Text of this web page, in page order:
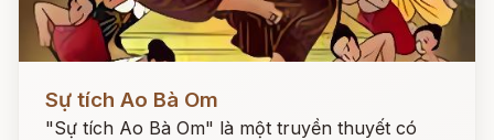
Sự tích Ao Bà Om
"Sự tích Ao Bà Om" là một truyền thuyết có